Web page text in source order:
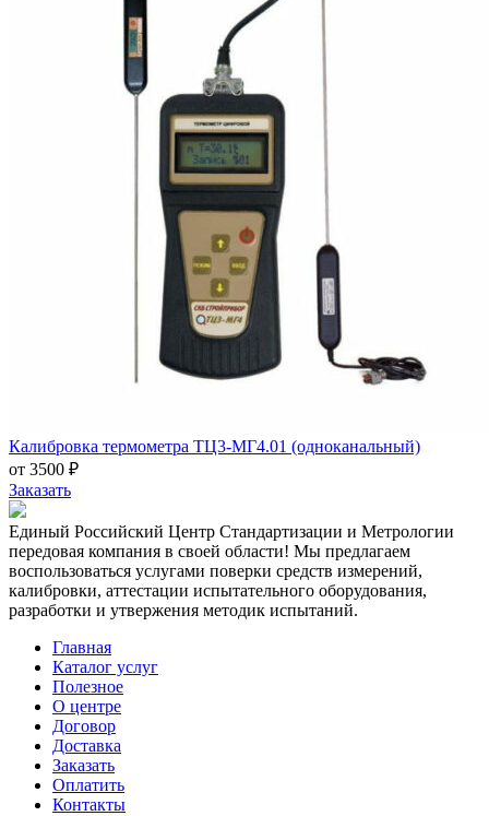
Калибровка термометра ТЦ3-МГ4.01 (одноканальный)
от 3500 ₽
Заказать
Единый Российский Центр Стандартизации и Метрологии
передовая компания в своей области! Мы предлагаем
воспользоваться услугами поверки средств измерений,
калибровки, аттестации испытательного оборудования,
разработки и утвержения методик испытаний.
Главная
Каталог услуг
Полезное
О центре
Договор
Доставка
Заказать
Оплатить
Контакты